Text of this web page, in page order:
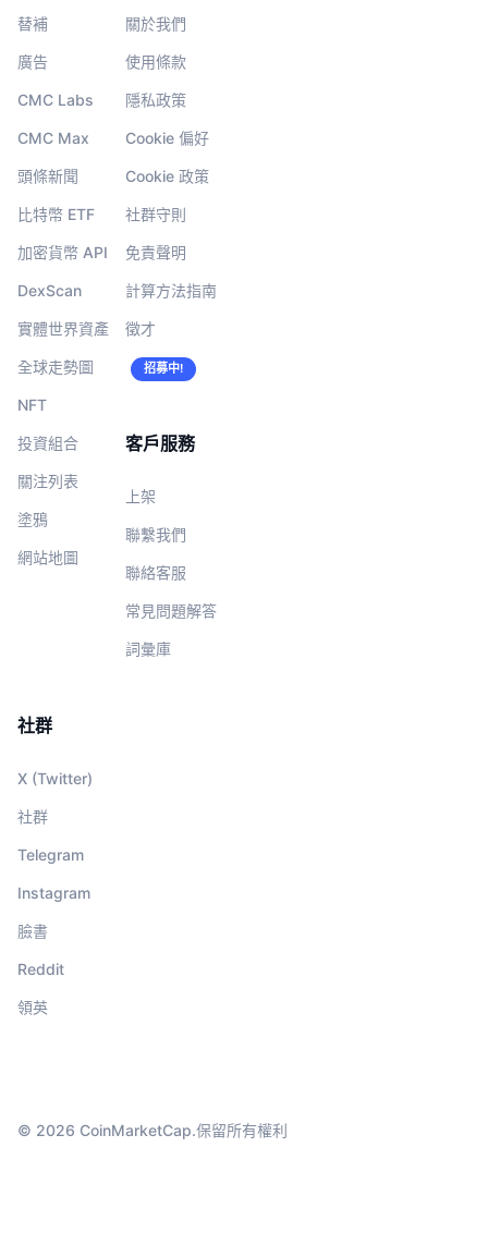
替補
廣告
CMC Labs
CMC Max
頭條新聞
比特幣 ETF
加密貨幣 API
DexScan
實體世界資產
全球走勢圖
NFT
投資組合
關注列表
塗鴉
網站地圖
關於我們
使用條款
隱私政策
Cookie 偏好
Cookie 政策
社群守則
免責聲明
計算方法指南
徵才
招募中!
客戶服務
上架
聯繫我們
聯絡客服
常見問題解答
詞彙庫
社群
X (Twitter)
社群
Telegram
Instagram
臉書
Reddit
領英
© 2026 CoinMarketCap.保留所有權利